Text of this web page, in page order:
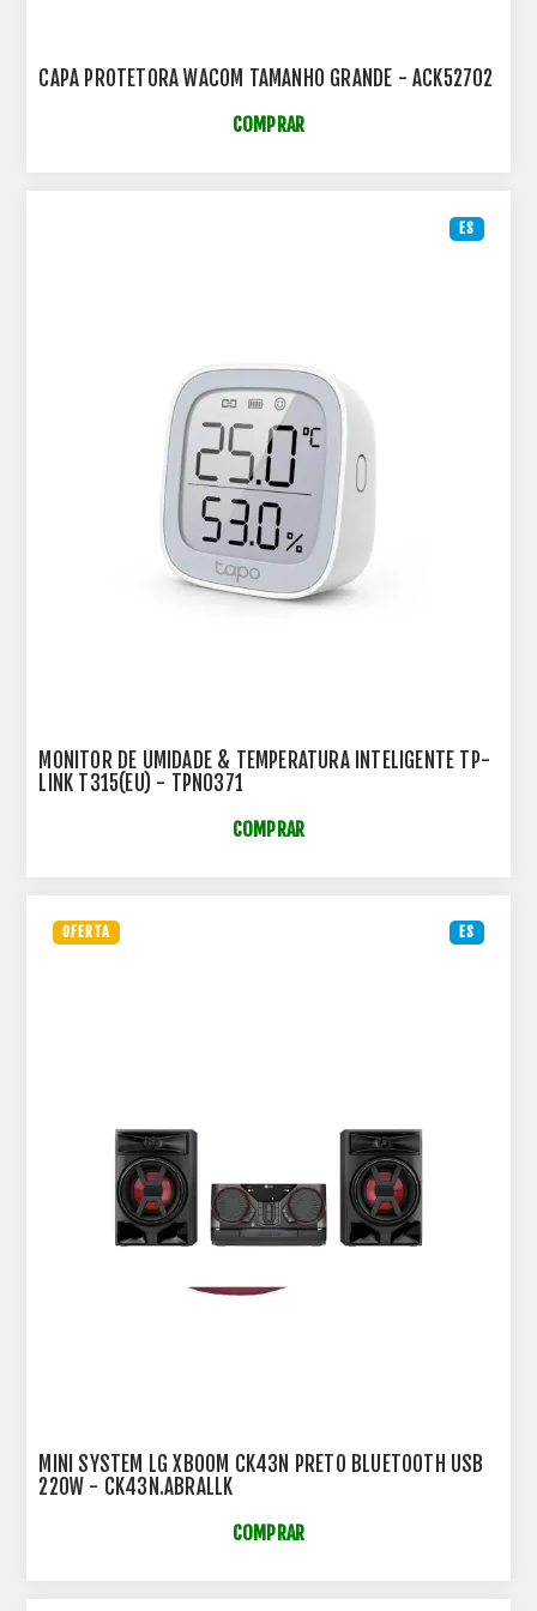
CAPA PROTETORA WACOM TAMANHO GRANDE - ACK52702
COMPRAR
ES
MONITOR DE UMIDADE & TEMPERATURA INTELIGENTE TP-
LINK T315(EU) - TPN0371
COMPRAR
ES
OFERTA
MINI SYSTEM LG XBOOM CK43N PRETO BLUETOOTH USB
220W - CK43N.ABRALLK
COMPRAR